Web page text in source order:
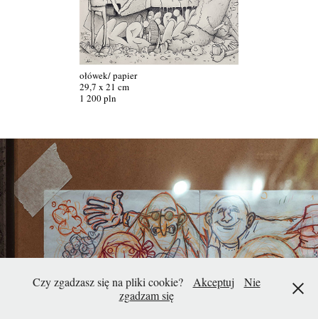
ołówek/ papier
29,7 x 21 cm
1 200 pln
Czy zgadzasz się na pliki cookie? Akceptuj
Nie
zgadzam się